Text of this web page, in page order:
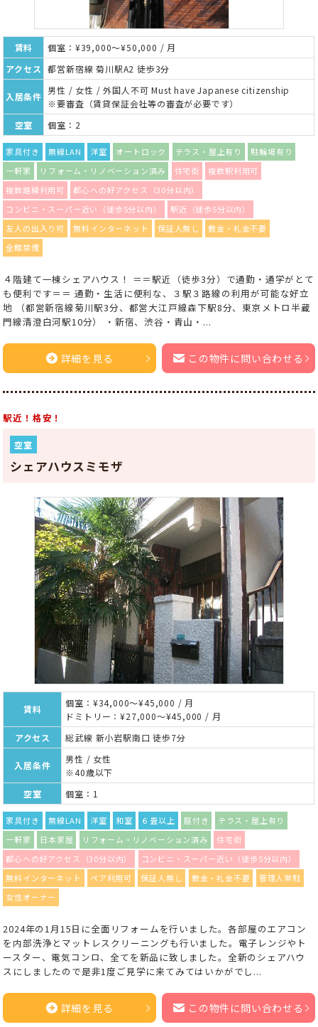
賃料
個室：¥39,000～¥50,000 / 月
アクセス
都営新宿線 菊川駅A2 徒歩3分
入居条件
男性 / 女性 / 外国人不可 Must have Japanese citizenship
※要審査（賃貸保証会社等の審査が必要です）
空室
個室：2
家具付き 無線LAN 洋室 オートロック テラス・屋上有り
駐輪場有り
一軒家
リフォーム・リノベーション済み 住宅街
複数駅利用可
複数路線利用可
都心への好アクセス（30分以内）
コンビニ・スーパー近い（徒歩5分以内）
駅近（徒歩5分以内）
友人の出入り可
無料インターネット 保証人無し
敷金・礼金不要
全館禁煙
４階建て一棟シェアハウス！ ＝＝駅近（徒歩3分）で通勤・通学がとて
も便利です＝＝ 通勤・生活に便利な、３駅３路線の利用が可能な好立
地 （都営新宿線菊川駅3分、都営大江戸線森下駅8分、東京メトロ半蔵
門線清澄白河駅10分） ・新宿、渋谷・青山・...
詳細を見る この物件に問い合わせる
駅近！格安！
空室
シェアハウスミモザ
賃料
個室：¥34,000～¥45,000 / 月
ドミトリー：¥27,000～¥45,000 / 月
アクセス
総武線 新小岩駅南口 徒歩7分
入居条件
男性 / 女性
※40歳以下
空室
個室：1
家具付き 無線LAN 洋室 和室 ６畳以上 庭付き
テラス・屋上有り
一軒家
日本家屋 リフォーム・リノベーション済み
住宅街
都心への好アクセス（30分以内）
コンビニ・スーパー近い（徒歩5分以内）
無料インターネット
ペア利用可 保証人無し 敷金・礼金不要
管理人常駐
女性オーナー
2024年の1月15日に全面リフォームを行いました。各部屋のエアコン
を内部洗浄とマットレスクリーニングも行いました。電子レンジやト
ースター、電気コンロ、全てを新品に致しました。全新のシェアハウ
スにしましたので是非1度ご見学に来てみてはいかがでし...
詳細を見る この物件に問い合わせる